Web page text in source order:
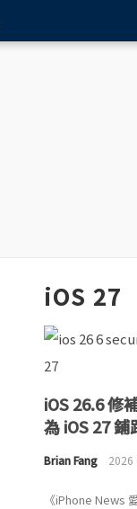
iOS 27
iOS 26.6 修
為 iOS 27 鋪
Brian Fang 2026
《iPhone News